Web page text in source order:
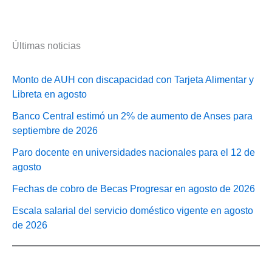
Últimas noticias
Monto de AUH con discapacidad con Tarjeta Alimentar y
Libreta en agosto
Banco Central estimó un 2% de aumento de Anses para
septiembre de 2026
Paro docente en universidades nacionales para el 12 de
agosto
Fechas de cobro de Becas Progresar en agosto de 2026
Escala salarial del servicio doméstico vigente en agosto
de 2026